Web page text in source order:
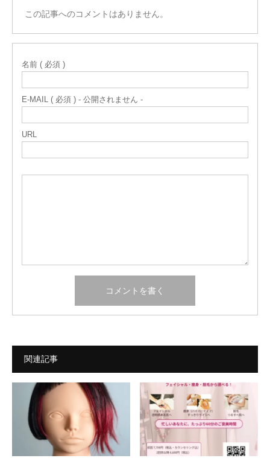
この記事へのコメントはありません。
名前 ( 必須 )
E-MAIL ( 必須 ) - 公開されません -
URL
関連記事